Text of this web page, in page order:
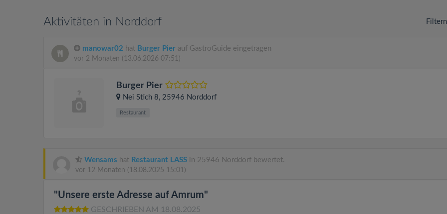
Aktivitäten in Norddorf
manowar02 hat Burger Pier auf GastroGuide eingetragen
vor 2 Monaten (13.06.2026 07:51)
Burger Pier
Nei Stich 8, 25946 Norddorf
Restaurant
Wensams hat Restaurant LASS in 25946 Norddorf bewertet.
vor 12 Monaten (18.08.2025 15:01)
"Unsere erste Adresse auf Amrum"
GESCHRIEBEN AM 18.08.2025